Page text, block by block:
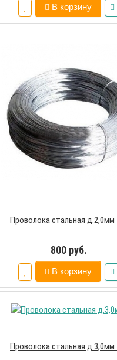
В корзину
Проволока стальная д.2,0мм
800 руб.
В корзину
Проволока стальная д.3,0мм